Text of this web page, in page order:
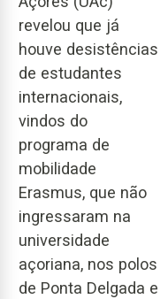
revelou que já
houve desistências
de estudantes
internacionais,
vindos do
programa de
mobilidade
Erasmus, que não
ingressaram na
universidade
açoriana, nos polos
de Ponta Delgada e